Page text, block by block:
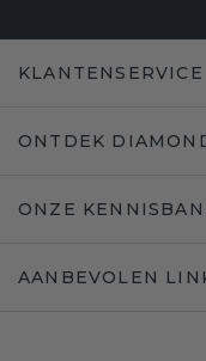
KLANTENSERVICE
ONTDEK
ONZE
AANBEVOLEN